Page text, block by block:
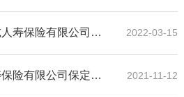
烟台市蓬莱营销服务部经营保险业务许可证注销的公告 2022-03-15
支公司高阳营销服务部保险许可证换发公告 2021-11-12